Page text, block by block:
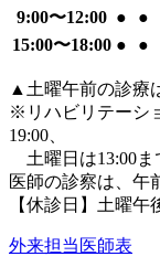
9:00〜12:00 ● ●
15:00〜18:00 ● ●
▲ 土曜午前の診療
※リハビリテーシ
19:00、
土曜日は13:00ま
医師の診察は、午
【休診日】土曜午
外来担当医師表